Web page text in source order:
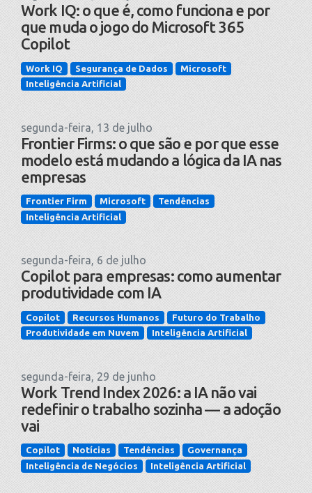
Work IQ: o que é, como funciona e por
que muda o jogo do Microsoft 365
Copilot
Work IQ Segurança de Dados
Microsoft
Inteligência Artificial
segunda-feira, 13 de julho
Frontier Firms: o que são e por que esse
modelo está mudando a lógica da IA nas
empresas
Frontier Firm Microsoft
Tendências
Inteligência Artificial
segunda-feira, 6 de julho
Copilot para empresas: como aumentar
produtividade com IA
Copilot Recursos Humanos
Futuro do Trabalho
Produtividade em Nuvem
Inteligência Artificial
segunda-feira, 29 de junho
Work Trend Index 2026: a IA não vai
redefinir o trabalho sozinha — a adoção
vai
Copilot Notícias Tendências
Governança
Inteligência de Negócios
Inteligência Artificial